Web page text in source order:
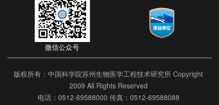
微信公众号
版权所有：中国科学院苏州生物医学工程技术研究所 Copyright
2009 All Rights Reserved
电话：0512-69588000 传真：0512-69588088